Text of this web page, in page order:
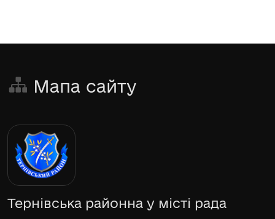
Мапа сайту
Тернівська районна у місті рада